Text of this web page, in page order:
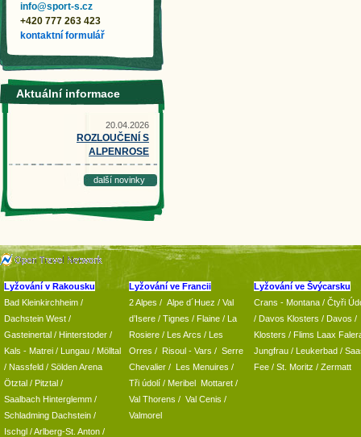
info@sport-s.cz
+420 777 263 423
kontaktní formulář
Aktuální informace
20.04.2026
ROZLOUČENÍ S
ALPENROSE
další novinky
Lyžování v Rakousku
Bad Kleinkirchheim /
Dachstein West /
Gasteinertal / Hinterstoder /
Kals - Matrei / Lungau / Mölltal
/ Nassfeld / Sölden Arena
Ötztal / Pitztal /
Saalbach Hinterglemm /
Schladming Dachstein /
Ischgl /Arlberg-St. Anton /
Lyžování ve Francii
2 Alpes / Alpe d´Huez / Val
d’Isere / Tignes / Flaine / La
Rosiere / Les Arcs / Les
Orres / Risoul - Vars / Serre
Chevalier / Les Menuires /
Tři údolí / Meribel Mottaret /
Val Thorens / Val Cenis /
Valmorel
Lyžování ve Švýcarsku
Crans - Montana / Čtyři
/ Davos Klosters / Davos /
Klosters / Flims Laax
Jungfrau / Leukerbad /
Fee / St. Moritz / Zermatt